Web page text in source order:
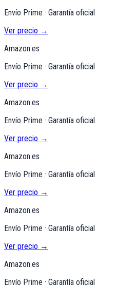
Envío Prime · Garantía oficial
Ver precio →
Amazon.es
Envío Prime · Garantía oficial
Ver precio →
Amazon.es
Envío Prime · Garantía oficial
Ver precio →
Amazon.es
Envío Prime · Garantía oficial
Ver precio →
Amazon.es
Envío Prime · Garantía oficial
Ver precio →
Amazon.es
Envío Prime · Garantía oficial